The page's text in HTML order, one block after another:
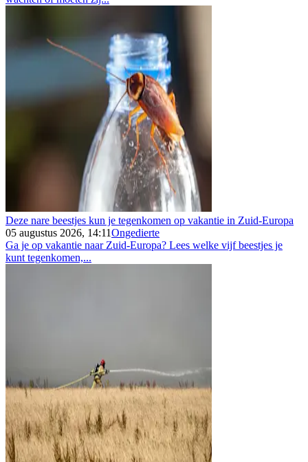
Deze nare beestjes kun je tegenkomen op vakantie in Zuid-Europa
05 augustus 2026, 14:11Ongedierte
Ga je op vakantie naar Zuid-Europa? Lees welke vijf beestjes je
kunt tegenkomen,...